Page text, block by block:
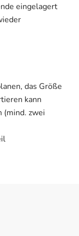
eingelagert
das Größe
kann
(mind. zwei